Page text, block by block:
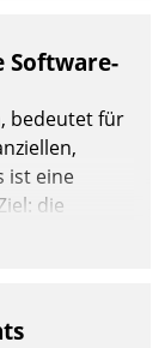
Software-
bedeutet für
ist eine
die
Damit